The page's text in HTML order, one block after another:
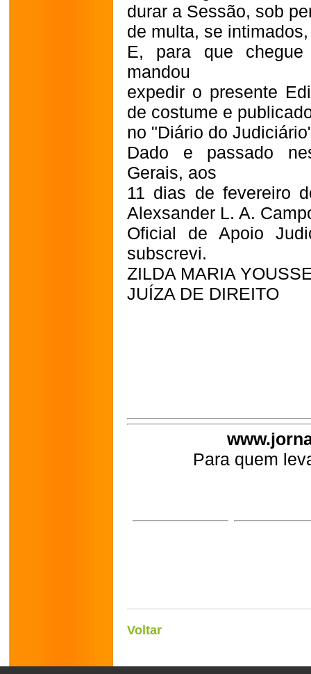
durar a Sessão, sob
de multa, se
E, para que
mandou
expedir o presente
de costume e
no "Diário do
Dado e passado
Gerais, aos
11 dias de fevereiro
Alexsander L. A.
Oficial de Apoio
subscrevi.
ZILDA MARIA
JUÍZA DE DIREITO
Para quem
Voltar